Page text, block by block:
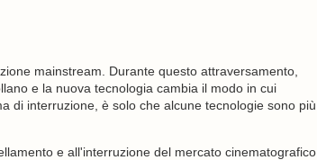
mainstream. Durante questo attraversamento,
e la nuova tecnologia cambia il modo in cui
di interruzione, è solo che alcune tecnologie sono più
e all'interruzione del mercato cinematografico